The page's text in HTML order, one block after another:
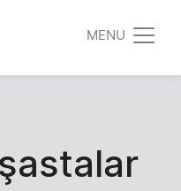
MENU